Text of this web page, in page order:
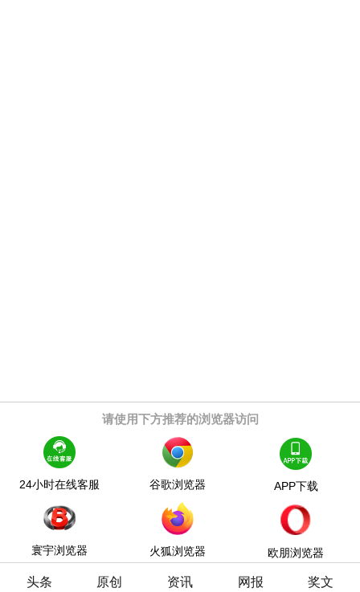
请使用下方推荐的浏览器访问
24小时在线客服 谷歌浏览器 APP下载
寰宇浏览器 火狐浏览器 欧朋浏览器
头条 原创 资讯 网报
奖文